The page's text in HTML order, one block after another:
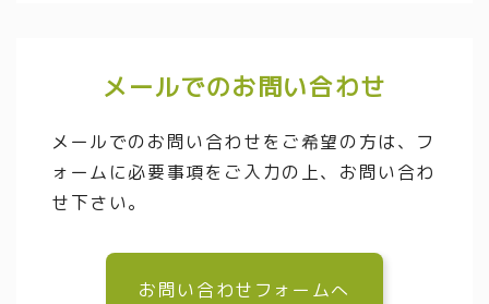
メールでのお問い合わせ
メールでのお問い合わせをご希望の方は、フ
ォームに必要事項をご入力の上、お問い合わ
せ下さい。
お問い合わせフォームへ